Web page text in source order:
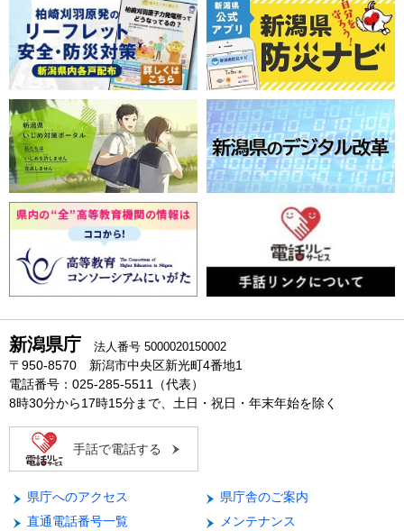
新潟県庁 法人番号 5000020150002
〒950-8570 新潟市中央区新光町4番地1
電話番号：025-285-5511（代表）
8時30分から17時15分まで、土日・祝日・年末年始を除く
手話で電話する
県庁へのアクセス
県庁舎のご案内
直通電話番号一覧
メンテナンス